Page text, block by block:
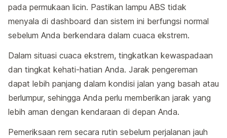
pada permukaan licin. Pastikan lampu ABS tidak
menyala di dashboard dan sistem ini berfungsi normal
sebelum Anda berkendara dalam cuaca ekstrem.
Dalam situasi cuaca ekstrem, tingkatkan kewaspadaan
dan tingkat kehati-hatian Anda. Jarak pengereman
dapat lebih panjang dalam kondisi jalan yang basah atau
berlumpur, sehingga Anda perlu memberikan jarak yang
lebih aman dengan kendaraan di depan Anda.
Pemeriksaan rem secara rutin sebelum perjalanan jauh